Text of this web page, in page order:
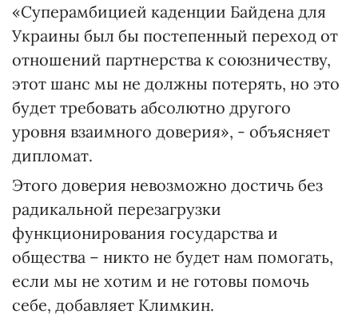
«Суперамбицией каденции Байдена для
Украины был бы постепенный переход от
отношений партнерства к союзничеству,
этот шанс мы не должны потерять, но это
будет требовать абсолютно другого
уровня взаимного доверия», - объясняет
дипломат.
Этого доверия невозможно достичь без
радикальной перезагрузки
функционирования государства и
общества – никто не будет нам помогать,
если мы не хотим и не готовы помочь
себе, добавляет Климкин.